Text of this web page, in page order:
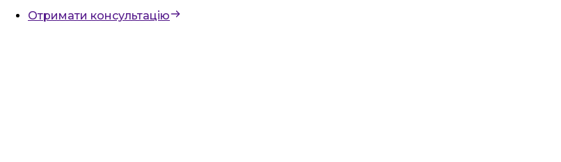
Отримати консультацію